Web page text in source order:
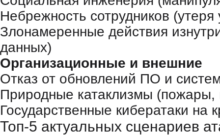
Небрежность сотрудников
Злонамеренные действия
данных)
Организационные и внешние
Отказ от обновлений ПО и
Природные катаклизмы (пожары,
Государственные кибератаки на
Топ-5 актуальных сценариев